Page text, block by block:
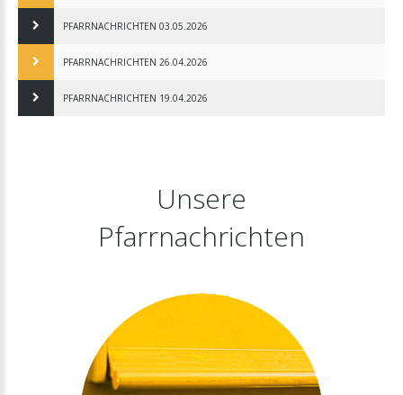
PFARRNACHRICHTEN 03.05.2026
PFARRNACHRICHTEN 26.04.2026
PFARRNACHRICHTEN 19.04.2026
Unsere
Pfarrnachrichten